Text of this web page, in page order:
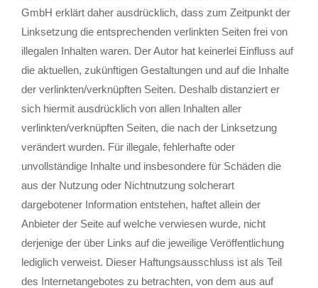
GmbH erklärt daher ausdrücklich, dass zum Zeitpunkt der
Linksetzung die entsprechenden verlinkten Seiten frei von
illegalen Inhalten waren. Der Autor hat keinerlei Einfluss auf
die aktuellen, zukünftigen Gestaltungen und auf die Inhalte
der verlinkten/verknüpften Seiten. Deshalb distanziert er
sich hiermit ausdrücklich von allen Inhalten aller
verlinkten/verknüpften Seiten, die nach der Linksetzung
verändert wurden. Für illegale, fehlerhafte oder
unvollständige Inhalte und insbesondere für Schäden die
aus der Nutzung oder Nichtnutzung solcherart
dargebotener Information entstehen, haftet allein der
Anbieter der Seite auf welche verwiesen wurde, nicht
derjenige der über Links auf die jeweilige Veröffentlichung
lediglich verweist. Dieser Haftungsausschluss ist als Teil
des Internetangebotes zu betrachten, von dem aus auf